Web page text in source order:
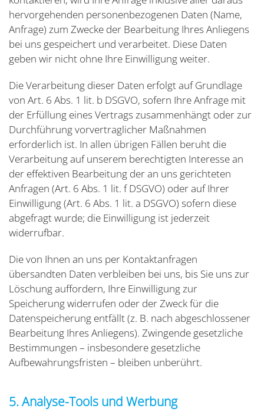
hervorgehenden personenbezogenen Daten (Name,
Anfrage) zum Zwecke der Bearbeitung Ihres Anliegens
bei uns gespeichert und verarbeitet. Diese Daten
geben wir nicht ohne Ihre Einwilligung weiter.
Die Verarbeitung dieser Daten erfolgt auf Grundlage
von Art. 6 Abs. 1 lit. b DSGVO, sofern Ihre Anfrage mit
der Erfüllung eines Vertrags zusammenhängt oder zur
Durchführung vorvertraglicher Maßnahmen
erforderlich ist. In allen übrigen Fällen beruht die
Verarbeitung auf unserem berechtigten Interesse an
der effektiven Bearbeitung der an uns gerichteten
Anfragen (Art. 6 Abs. 1 lit. f DSGVO) oder auf Ihrer
Einwilligung (Art. 6 Abs. 1 lit. a DSGVO) sofern diese
abgefragt wurde; die Einwilligung ist jederzeit
widerrufbar.
Die von Ihnen an uns per Kontaktanfragen
übersandten Daten verbleiben bei uns, bis Sie uns zur
Löschung auffordern, Ihre Einwilligung zur
Speicherung widerrufen oder der Zweck für die
Datenspeicherung entfällt (z. B. nach abgeschlossener
Bearbeitung Ihres Anliegens). Zwingende gesetzliche
Bestimmungen – insbesondere gesetzliche
Aufbewahrungsfristen – bleiben unberührt.
5. Analyse-Tools und Werbung